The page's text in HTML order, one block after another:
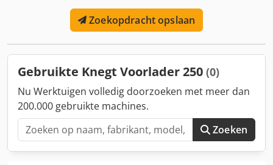
Zoekopdracht opslaan
Gebruikte Knegt Voorlader 250 (0)
Nu Werktuigen volledig doorzoeken met meer dan
200.000 gebruikte machines.
Zoeken